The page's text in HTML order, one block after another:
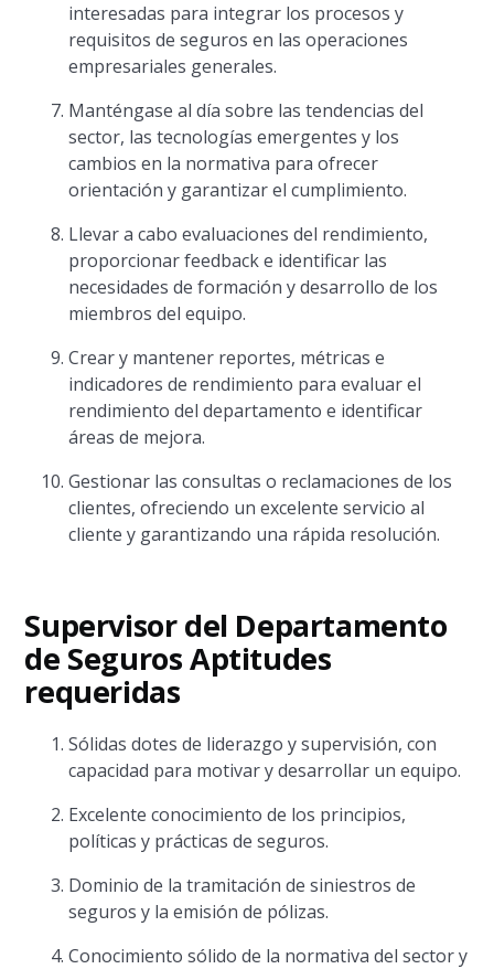
interesadas para integrar los procesos y
requisitos de seguros en las operaciones
empresariales generales.
Manténgase al día sobre las tendencias del
sector, las tecnologías emergentes y los
cambios en la normativa para ofrecer
orientación y garantizar el cumplimiento.
Llevar a cabo evaluaciones del rendimiento,
proporcionar feedback e identificar las
necesidades de formación y desarrollo de los
miembros del equipo.
Crear y mantener reportes, métricas e
indicadores de rendimiento para evaluar el
rendimiento del departamento e identificar
áreas de mejora.
Gestionar las consultas o reclamaciones de los
clientes, ofreciendo un excelente servicio al
cliente y garantizando una rápida resolución.
Supervisor del Departamento
de Seguros Aptitudes
requeridas
Sólidas dotes de liderazgo y supervisión, con
capacidad para motivar y desarrollar un equipo.
Excelente conocimiento de los principios,
políticas y prácticas de seguros.
Dominio de la tramitación de siniestros de
seguros y la emisión de pólizas.
Conocimiento sólido de la normativa del sector y